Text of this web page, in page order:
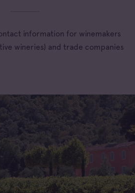
information for winemakers
wineries) and trade companies